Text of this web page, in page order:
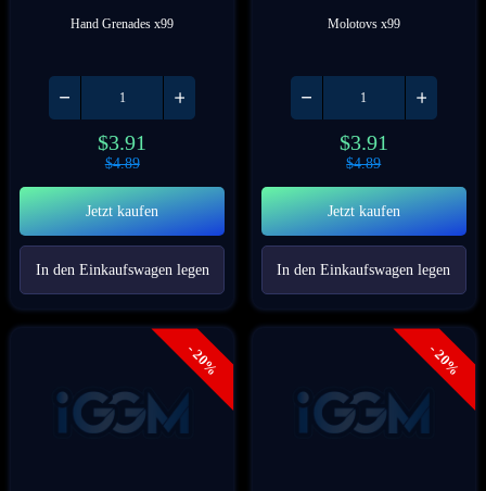
Hand Grenades x99
$3.91
$4.89
Jetzt kaufen
In den Einkaufswagen legen
Molotovs x99
$3.91
$4.89
Jetzt kaufen
In den Einkaufswagen legen
- 20% - 20%